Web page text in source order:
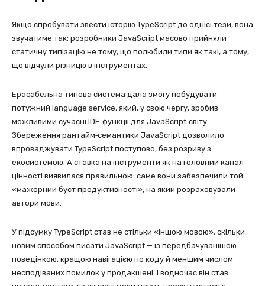
Якщо спробувати звести історію TypeScript до однієї тези, вона
звучатиме так: розробники JavaScript масово прийняли
статичну типізацію не тому, що полюбили типи як такі, а тому,
що відчули різницю в інструментах.
Ерасабельна типова система дала змогу побудувати
потужний language service, який, у свою чергу, зробив
можливими сучасні IDE‑функції для JavaScript‑світу.
Збереження рантайм‑семантики JavaScript дозволило
впроваджувати TypeScript поступово, без розриву з
екосистемою. А ставка на інструменти як на головний канал
цінності виявилася правильною: саме вони забезпечили той
«мажорний буст продуктивності», на який розраховували
автори мови.
У підсумку TypeScript став не стільки «іншою мовою», скільки
новим способом писати JavaScript — із передбачуванішою
поведінкою, кращою навігацією по коду й меншим числом
несподіваних помилок у продакшені. І водночас він став